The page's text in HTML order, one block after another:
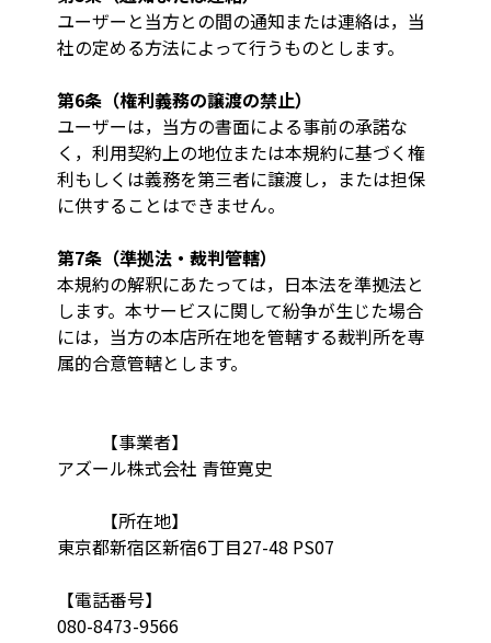
ユーザーと当方との間の通知または連絡は，当
社の定める方法によって行うものとします。
第6条（権利義務の譲渡の禁止）
ユーザーは，当方の書面による事前の承諾な
く，利用契約上の地位または本規約に基づく権
利もしくは義務を第三者に譲渡し，または担保
に供することはできません。
第7条（準拠法・裁判管轄）
本規約の解釈にあたっては，日本法を準拠法と
します。本サービスに関して紛争が生じた場合
には，当方の本店所在地を管轄する裁判所を専
属的合意管轄とします。
【事業者】
アズール株式会社 青笹寛史
【所在地】
東京都新宿区新宿6丁目27-48 PS07
【電話番号】
080-8473-9566